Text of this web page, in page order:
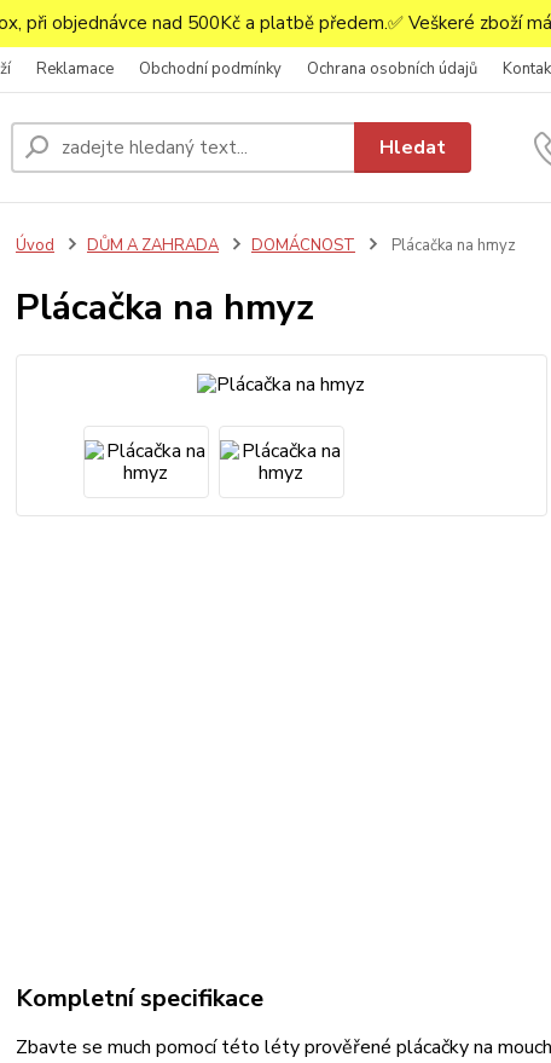
při objednávce nad 500Kč a platbě předem.✅ Veškeré zboží
Reklamace Obchodní podmínky Ochrana osobních údajů
Hledat
Úvod DŮM A ZAHRADA DOMÁCNOST Plácačka na hmyz
Plácačka na hmyz
Kompletní specifikace
Zbavte se much pomocí této léty prověřené plácačky na